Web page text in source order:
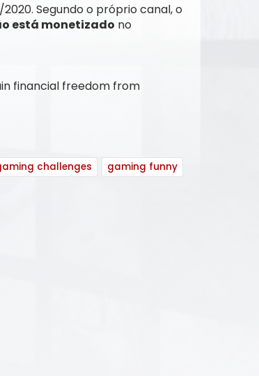
2020. Segundo o próprio canal, o
está monetizado no
financial freedom from
challenges
gaming funny